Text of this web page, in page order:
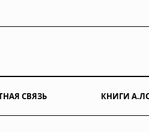
СВЯЗЬ КНИГИ